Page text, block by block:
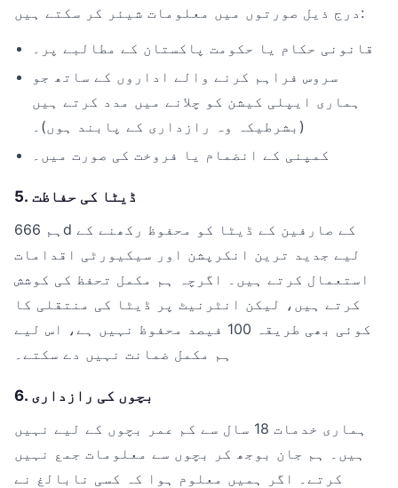
درج ذیل صورتوں میں معلومات شیئر کر سکتے ہیں:
قانونی حکام یا حکومت پاکستان کے مطالبے پر۔
سروس فراہم کرنے والے اداروں کے ساتھ جو
ہماری ایپلی کیشن کو چلانے میں مدد کرتے ہیں
(بشرطیکہ وہ رازداری کے پابند ہوں)۔
کمپنی کے انضمام یا فروخت کی صورت میں۔
5. ڈیٹا کی حفاظت
ہم 666d کے صارفین کے ڈیٹا کو محفوظ رکھنے کے
لیے جدید ترین انکرپشن اور سیکیورٹی اقدامات
استعمال کرتے ہیں۔ اگرچہ ہم مکمل تحفظ کی کوشش
کرتے ہیں، لیکن انٹرنیٹ پر ڈیٹا کی منتقلی کا
کوئی بھی طریقہ 100 فیصد محفوظ نہیں ہے، اس لیے
ہم مکمل ضمانت نہیں دے سکتے۔
6. بچوں کی رازداری
ہماری خدمات 18 سال سے کم عمر بچوں کے لیے نہیں
ہیں۔ ہم جان بوجھ کر بچوں سے معلومات جمع نہیں
کرتے۔ اگر ہمیں معلوم ہوا کہ کسی نابالغ نے